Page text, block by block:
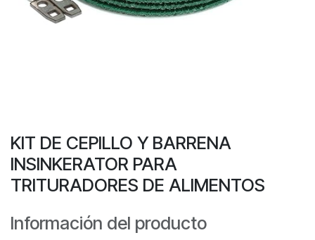
KIT DE CEPILLO Y BARRENA
INSINKERATOR PARA
TRITURADORES DE ALIMENTOS
Información del producto